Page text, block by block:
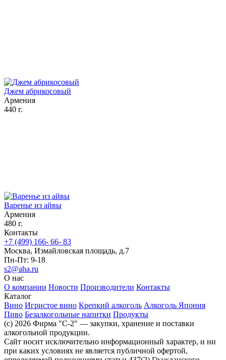
Джем абрикосовый
Армения
440 г.
Варенье из айвы
Армения
480 г.
Контакты
+7 (499) 166- 66- 83
Москва, Измайловская площадь, д.7
Пн-Пт: 9-18
s2@aha.ru
О нас
О компании Новости Производители Контакты
Каталог
Вино Игристое вино Крепкий алкоголь Алкоголь Япония
Пиво Безалкогольные напитки Продукты
(c) 2026 Фирма "С-2" — закупки, хранение и поставки
алкогольной продукции.
Сайт носит исключительно информационный характер, и ни
при каких условиях не является публичной офертой,